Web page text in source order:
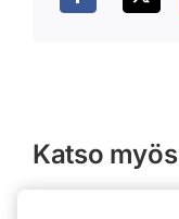
Katso myös